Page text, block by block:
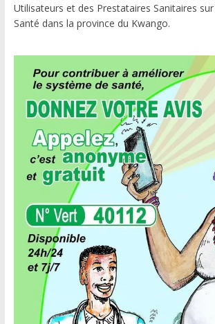
Utilisateurs et des Prestataires Sanitaires
Santé dans la province du Kwango.